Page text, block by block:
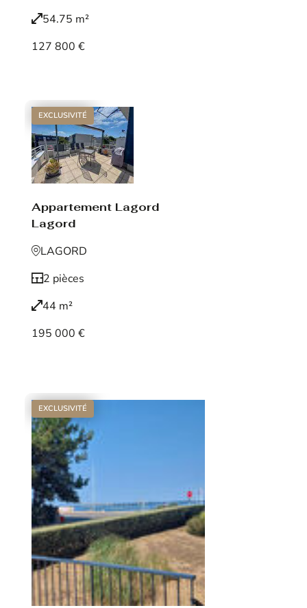
54.75 m²
127 800 €
EXCLUSIVITÉ
Appartement Lagord
Lagord
LAGORD
2 pièces
44 m²
195 000 €
EXCLUSIVITÉ